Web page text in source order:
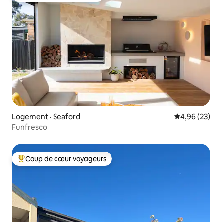
Logement · Seaford Note
4,96 (23)
Funfresco
Coup de cœur voyageurs parmi les plus aimés
Coup de cœur voyageurs